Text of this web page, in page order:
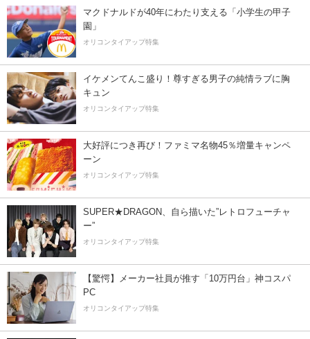
マクドナルドが40年にわたり支える「小学生の甲子
園」
オリコンタイアップ特集
イケメンてんこ盛り！尊すぎる男子の純情ラブに胸
キュン
オリコンタイアップ特集
大好評につき再び！ファミマ名物45％増量キャンペ
ーン
オリコンタイアップ特集
SUPER★DRAGON、自ら描いた”レトロフューチャ
ー”
オリコンタイアップ特集
【驚愕】メーカー社員が推す「10万円台」神コスパ
PC
オリコンタイアップ特集